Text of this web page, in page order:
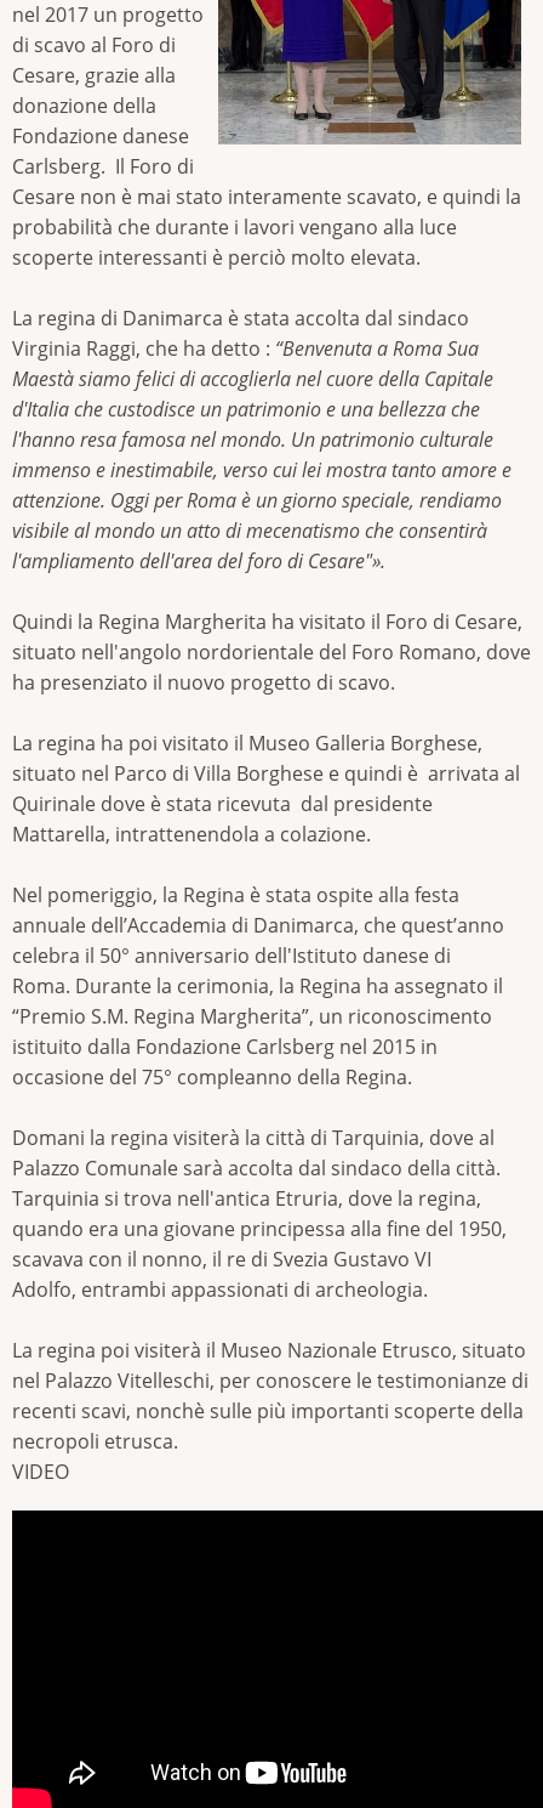
nel 2017 un progetto
di scavo al Foro di
Cesare, grazie alla
donazione della
Fondazione danese
Carlsberg. Il Foro di
Cesare non è mai stato interamente scavato, e quindi la
probabilità che durante i lavori vengano alla luce
scoperte interessanti è perciò molto elevata.
La regina di Danimarca è stata accolta dal sindaco
Virginia Raggi, che ha detto : “Benvenuta a Roma Sua
Maestà siamo felici di accoglierla nel cuore della Capitale
d'Italia che custodisce un patrimonio e una bellezza che
l'hanno resa famosa nel mondo. Un patrimonio culturale
immenso e inestimabile, verso cui lei mostra tanto amore e
attenzione. Oggi per Roma è un giorno speciale, rendiamo
visibile al mondo un atto di mecenatismo che consentirà
l'ampliamento dell'area del foro di Cesare"».
Quindi la Regina Margherita ha visitato il Foro di Cesare,
situato nell'angolo nordorientale del Foro Romano, dove
ha presenziato il nuovo progetto di scavo.
La regina ha poi visitato il Museo Galleria Borghese,
situato nel Parco di Villa Borghese e quindi è arrivata al
Quirinale dove è stata ricevuta dal presidente
Mattarella, intrattenendola a colazione.
Nel pomeriggio, la Regina è stata ospite alla festa
annuale dell’Accademia di Danimarca, che quest’anno
celebra il 50° anniversario dell'Istituto danese di
Roma. Durante la cerimonia, la Regina ha assegnato il
“Premio S.M. Regina Margherita”, un riconoscimento
istituito dalla Fondazione Carlsberg nel 2015 in
occasione del 75° compleanno della Regina.
Domani la regina visiterà la città di Tarquinia, dove al
Palazzo Comunale sarà accolta dal sindaco della città.
Tarquinia si trova nell'antica Etruria, dove la regina,
quando era una giovane principessa alla fine del 1950,
scavava con il nonno, il re di Svezia Gustavo VI
Adolfo, entrambi appassionati di archeologia.
La regina poi visiterà il Museo Nazionale Etrusco, situato
nel Palazzo Vitelleschi, per conoscere le testimonianze di
recenti scavi, nonchè sulle più importanti scoperte della
necropoli etrusca.
VIDEO